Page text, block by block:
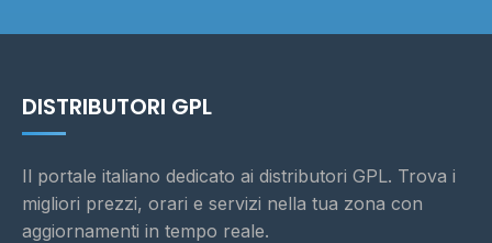
DISTRIBUTORI GPL
Il portale italiano dedicato ai distributori GPL. Trova i
migliori prezzi, orari e servizi nella tua zona con
aggiornamenti in tempo reale.